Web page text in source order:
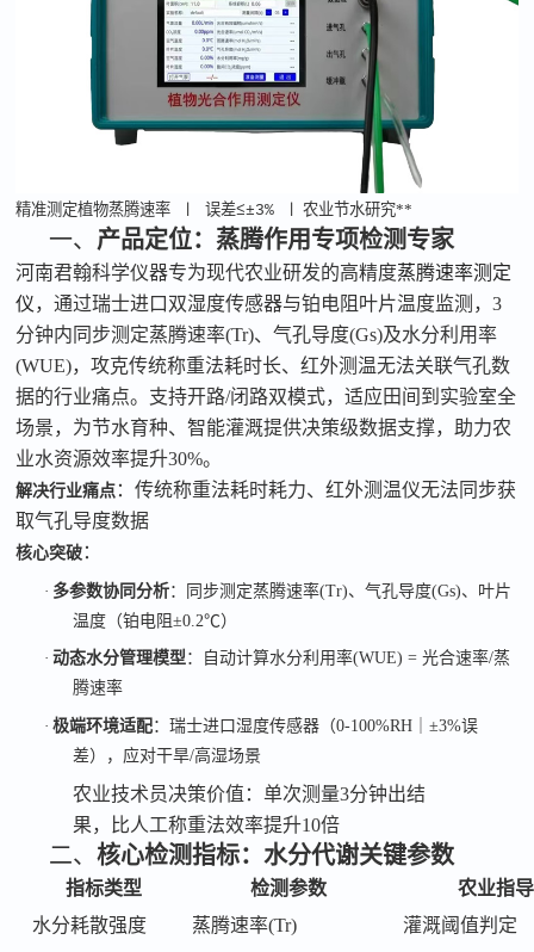
精准测定植物蒸腾速率 误差≤±3% 〡 农业节水研究**
一、 产品定位：蒸腾作用专项检测专家
河南君翰科学仪器专为现代农业研发的高精度蒸腾速率测定
仪，通过瑞士进口双湿度传感器与铂电阻叶片温度监测，3
分钟内同步测定蒸腾速率(Tr)、气孔导度(Gs)及水分利用率
(WUE)，攻克传统称重法耗时长、红外测温无法关联气孔数
据的行业痛点。支持开路/闭路双模式，适应田间到实验室全
场景，为节水育种、智能灌溉提供决策级数据支撑，助力农
业水资源效率提升30%。
解决行业痛点 ：传统称重法耗时耗力、红外测温仪无法同步获
取气孔导度数据
核心突破 ：
· 多参数协同分析：同步测定蒸腾速率(Tr)、气孔导度(Gs)、叶片
温度（铂电阻±0.2℃）
·动态水分管理模型：自动计算水分利用率(WUE) =光合速率/蒸
腾速率
·极端环境适配：瑞士进口湿度传感器（0-100%RH ｜±3%误
差），应对干旱/高湿场景
农业技术员决策价值：单次测量3分钟出结
果，比人工称重法效率提升10倍
二、核心检测指标：水分代谢关键参数
指标类型 检测参数
农业指
水分耗散强度
蒸腾速率(Tr) 灌溉阈值判定